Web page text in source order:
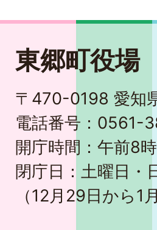
東郷町役場
〒470-0198 愛知
電話番号：0561-
開庁時間：午前8
閉庁日：土曜日・
（12月29日から1